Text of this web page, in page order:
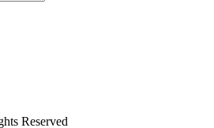
Reserved